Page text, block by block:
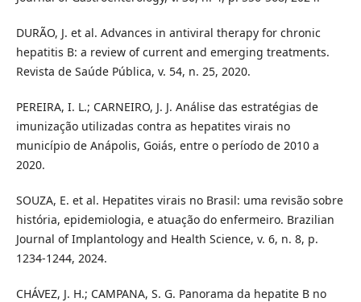
DURÃO, J. et al. Advances in antiviral therapy for chronic
hepatitis B: a review of current and emerging treatments.
Revista de Saúde Pública, v. 54, n. 25, 2020.
PEREIRA, I. L.; CARNEIRO, J. J. Análise das estratégias de
imunização utilizadas contra as hepatites virais no
município de Anápolis, Goiás, entre o período de 2010 a
2020.
SOUZA, E. et al. Hepatites virais no Brasil: uma revisão sobre
história, epidemiologia, e atuação do enfermeiro. Brazilian
Journal of Implantology and Health Science, v. 6, n. 8, p.
1234-1244, 2024.
CHÁVEZ, J. H.; CAMPANA, S. G. Panorama da hepatite B no